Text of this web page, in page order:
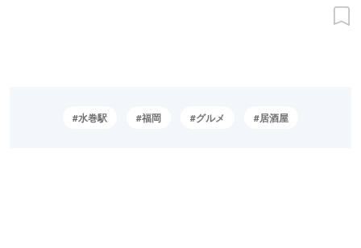
水巻駅 福岡 グルメ 居酒屋